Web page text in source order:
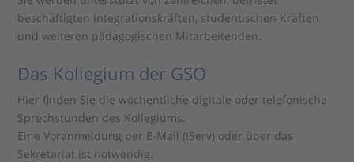
beschäftigten Integrationskräften, studentischen Kräften
und weiteren pädagogischen Mitarbeitenden.
Das Kollegium der GSO
Hier finden Sie die wöchentliche digitale oder telefonische
Sprechstunden des Kollegiums.
Eine Voranmeldung per E-Mail (IServ) oder über das
Sekretariat ist notwendig.